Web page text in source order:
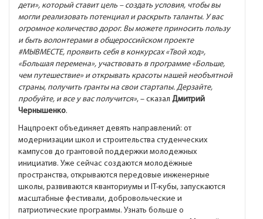
дети», который ставит цель – создать условия, чтобы вы
могли реализовать потенциал и раскрыть таланты. У вас
огромное количество дорог. Вы можете приносить пользу
и быть волонтерами в общероссийском проекте
#МЫВМЕСТЕ, проявить себя в конкурсах «Твой ход»,
«Большая перемена», участвовать в программе «Больше,
чем путешествие» и открывать красоты нашей необъятной
страны, получить гранты на свои стартапы. Дерзайте,
пробуйте, и все у вас получится», – сказал Дмитрий
Чернышенко.
Нацпроект объединяет девять направлений: от
модернизации школ и строительства студенческих
кампусов до грантовой поддержки молодежных
инициатив. Уже сейчас создаются молодёжные
пространства, открываются передовые инженерные
школы, развиваются кванториумы и IT-кубы, запускаются
масштабные фестивали, добровольческие и
патриотические программы. Узнать больше о